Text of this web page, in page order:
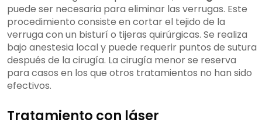
puede ser necesaria para eliminar las verrugas. Este
procedimiento consiste en cortar el tejido de la
verruga con un bisturí o tijeras quirúrgicas. Se realiza
bajo anestesia local y puede requerir puntos de sutura
después de la cirugía. La cirugía menor se reserva
para casos en los que otros tratamientos no han sido
efectivos.
Tratamiento con láser